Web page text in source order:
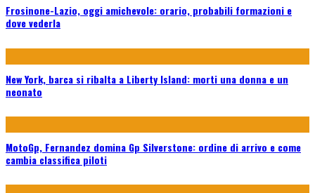
Frosinone-Lazio, oggi amichevole: orario, probabili formazioni e
dove vederla
New York, barca si ribalta a Liberty Island: morti una donna e un
neonato
MotoGp, Fernandez domina Gp Silverstone: ordine di arrivo e come
cambia classifica piloti